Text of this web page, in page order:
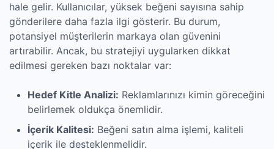
hale gelir. Kullanıcılar, yüksek beğeni sayısına sahip
gönderilere daha fazla ilgi gösterir. Bu durum,
potansiyel müşterilerin markaya olan güvenini
artırabilir. Ancak, bu stratejiyi uygularken dikkat
edilmesi gereken bazı noktalar var:
Hedef Kitle Analizi: Reklamlarınızı kimin göreceğini
belirlemek oldukça önemlidir.
İçerik Kalitesi: Beğeni satın alma işlemi, kaliteli
içerik ile desteklenmelidir.